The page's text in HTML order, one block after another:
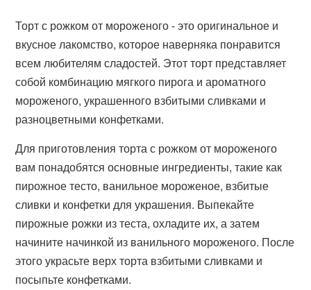
Торт с рожком от мороженого - это оригинальное и
вкусное лакомство, которое наверняка понравится
всем любителям сладостей. Этот торт представляет
собой комбинацию мягкого пирога и ароматного
мороженого, украшенного взбитыми сливками и
разноцветными конфетками.
Для приготовления торта с рожком от мороженого
вам понадобятся основные ингредиенты, такие как
пирожное тесто, ванильное мороженое, взбитые
сливки и конфетки для украшения. Выпекайте
пирожные рожки из теста, охладите их, а затем
начините начинкой из ванильного мороженого. После
этого украсьте верх торта взбитыми сливками и
посыпьте конфетками.